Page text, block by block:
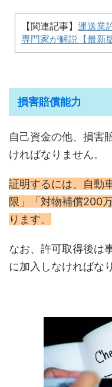
【関連記事】 運送業
専門家が解説【最新
損害賠償能力
自己資金の他、損害
ければなりません。
証明するには、自動
限」「対物補償200
ります。
なお、許可取得後は
に加入しなければな